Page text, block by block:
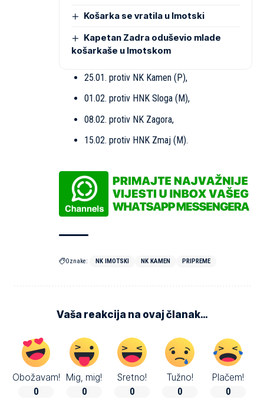
Košarka se vratila u Imotski
Kapetan Zadra oduševio mlade
košarkaše u Imotskom
25.01. protiv NK Kamen (P),
01.02. protiv HNK Sloga (M),
08.02. protiv NK Zagora,
15.02. protiv HNK Zmaj (M).
Oznake: NK IMOTSKI NK KAMEN PRIPREME
Vaša reakcija na ovaj članak…
Obožavam!
0
Mig, mig!
0
Sretno!
0
Tužno!
0
Plačem!
0